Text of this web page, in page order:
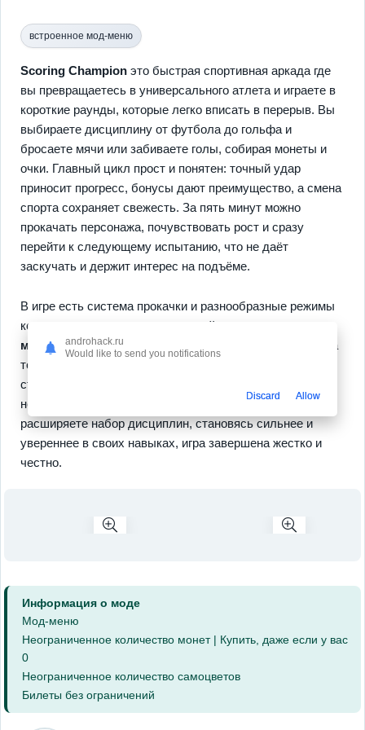
встроенное мод-меню
Scoring Champion это быстрая спортивная аркада где
вы превращаетесь в универсального атлета и играете в
короткие раунды, которые легко вписать в перерыв. Вы
выбираете дисциплину от футбола до гольфа и
бросаете мячи или забиваете голы, собирая монеты и
очки. Главный цикл прост и понятен: точный удар
приносит прогресс, бонусы дают преимущество, а смена
спорта сохраняет свежесть. За пять минут можно
прокачать персонажа, почувствовать рост и сразу
перейти к следующему испытанию, что не даёт
заскучать и держит интерес на подъёме.
В игре есть система прокачки и разнообразные режимы
которые дают смысл каждому действию.
мощностиоткрывают новые приёмы и больше очков за
точность.
стиль и выгоду в матчах. Вы проходите уровни с
небольшими боссами учитесь собирать комбо и
расширяете набор дисциплин, становясь сильнее и
увереннее в своих навыках, игра завершена жестко и
честно.
Информация о моде
Мод-меню
Неограниченное количество монет | Купить, даже если у вас
0
Неограниченное количество самоцветов
Билеты без ограничений
androhack.ru
Would like to send you notifications
Discard Allow